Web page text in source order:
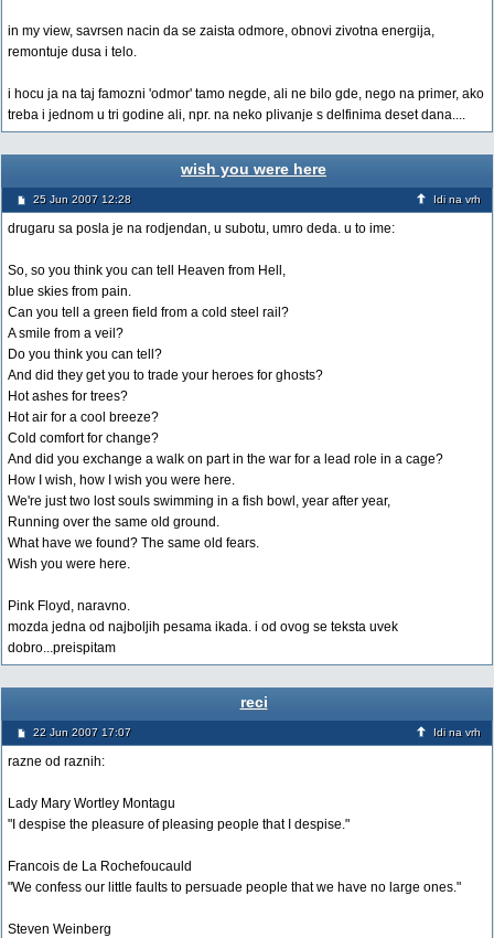
in my view, savrsen nacin da se zaista odmore, obnovi zivotna energija,
remontuje dusa i telo.
i hocu ja na taj famozni 'odmor' tamo negde, ali ne bilo gde, nego na primer, ako
treba i jednom u tri godine ali, npr. na neko plivanje s delfinima deset dana....
wish you were here
25 Jun 2007 12:28 Idi na vrh
drugaru sa posla je na rodjendan, u subotu, umro deda. u to ime:
So, so you think you can tell Heaven from Hell,
blue skies from pain.
Can you tell a green field from a cold steel rail?
A smile from a veil?
Do you think you can tell?
And did they get you to trade your heroes for ghosts?
Hot ashes for trees?
Hot air for a cool breeze?
Cold comfort for change?
And did you exchange a walk on part in the war for a lead role in a cage?
How I wish, how I wish you were here.
We're just two lost souls swimming in a fish bowl, year after year,
Running over the same old ground.
What have we found? The same old fears.
Wish you were here.
Pink Floyd, naravno.
mozda jedna od najboljih pesama ikada. i od ovog se teksta uvek
dobro...preispitam
reci
22 Jun 2007 17:07 Idi na vrh
razne od raznih:
Lady Mary Wortley Montagu
"I despise the pleasure of pleasing people that I despise."
Francois de La Rochefoucauld
"We confess our little faults to persuade people that we have no large ones."
Steven Weinberg